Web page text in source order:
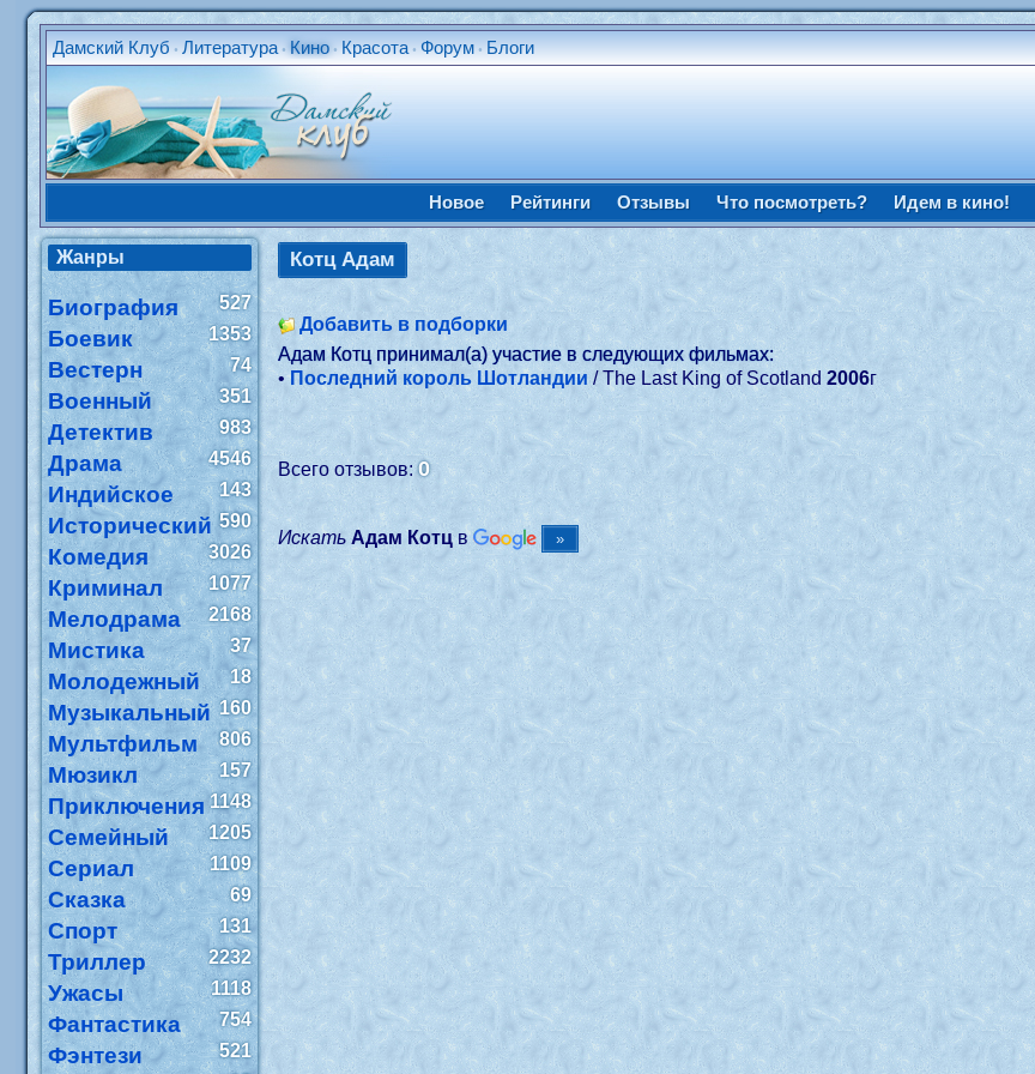
Дамский Клуб •Литература •Кино • Красота •Форум • Блоги
Новое Рейтинги Отзывы Что посмотреть? Идем в кино!
Жанры
Биография 527
Боевик 1353
Вестерн 74
Военный 351
Детектив 983
Драма 4546
Индийское 143
Исторический 590
Комедия 3026
Криминал 1077
Мелодрама 2168
Мистика 37
Молодежный 18
Музыкальный 160
Мультфильм 806
Мюзикл 157
Приключения 1148
Семейный 1205
Сериал 1109
Сказка 69
Спорт 131
Триллер 2232
Ужасы 1118
Фантастика 754
Фэнтези
521
Котц Адам
Добавить в подборки
Адам Котц принимал(а) участие в следующих фильмах:
•Последний король Шотландии / The Last King of Scotland2006г
Всего отзывов:0
Искать Адам Котцв